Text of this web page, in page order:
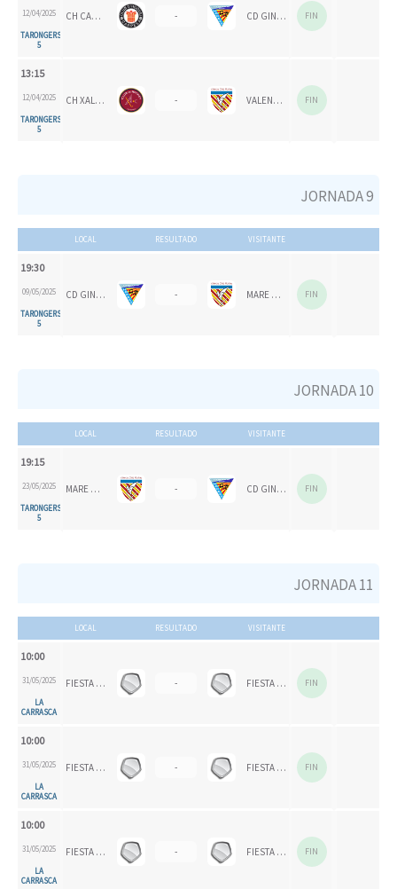
12/04/2025
TARONGERS
5
CH CARPESA - CD GINER CORAL FIN
13:15
12/04/2025
TARONGERS
5
CH XALOC - VALENCIA CH FIN
JORNADA 9
LOCAL RESULTADO VISITANTE
19:30
09/05/2025
TARONGERS
5
CD GINER CORAL - MARE NOSTRUM FIN
JORNADA 10
LOCAL RESULTADO VISITANTE
19:15
23/05/2025
TARONGERS
5
MARE NOSTRUM - CD GINER CORAL FIN
JORNADA 11
LOCAL RESULTADO VISITANTE
10:00
31/05/2025
LA
CARRASCA
FIESTA FINAL EEDDMM - FIESTA FINAL EEDDMM FIN
10:00
31/05/2025
LA
CARRASCA
FIESTA FINAL EEDDMM - FIESTA FINAL EEDDMM FIN
10:00
31/05/2025
LA
CARRASCA
FIESTA FINAL EEDDMM - FIESTA FINAL EEDDMM FIN